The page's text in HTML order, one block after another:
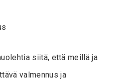
siitä, että meillä ja
valmennus ja